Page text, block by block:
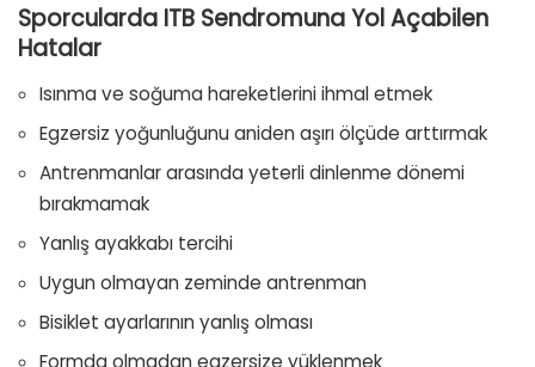
Sporcularda ITB Sendromuna Yol Açabilen
Hatalar
Isınma ve soğuma hareketlerini ihmal etmek
Egzersiz yoğunluğunu aniden aşırı ölçüde arttırmak
Antrenmanlar arasında yeterli dinlenme dönemi
bırakmamak
Yanlış ayakkabı tercihi
Uygun olmayan zeminde antrenman
Bisiklet ayarlarının yanlış olması
Formda olmadan egzersize yüklenmek